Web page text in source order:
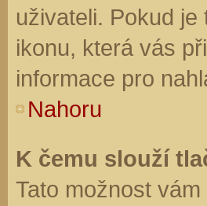
uživateli. Pokud
ikonu, která vás
informace pro
Nahoru
K čemu slouží
Tato možnost